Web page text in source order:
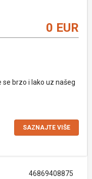
0 EUR
brzo i lako uz našeg
SAZNAJTE VIŠE
46869408875